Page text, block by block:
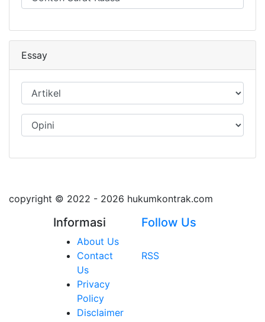
Essay
copyright © 2022 - 2026 hukumkontrak.com
Informasi
About Us
Contact
Us
Privacy
Policy
Disclaimer
Follow Us
RSS